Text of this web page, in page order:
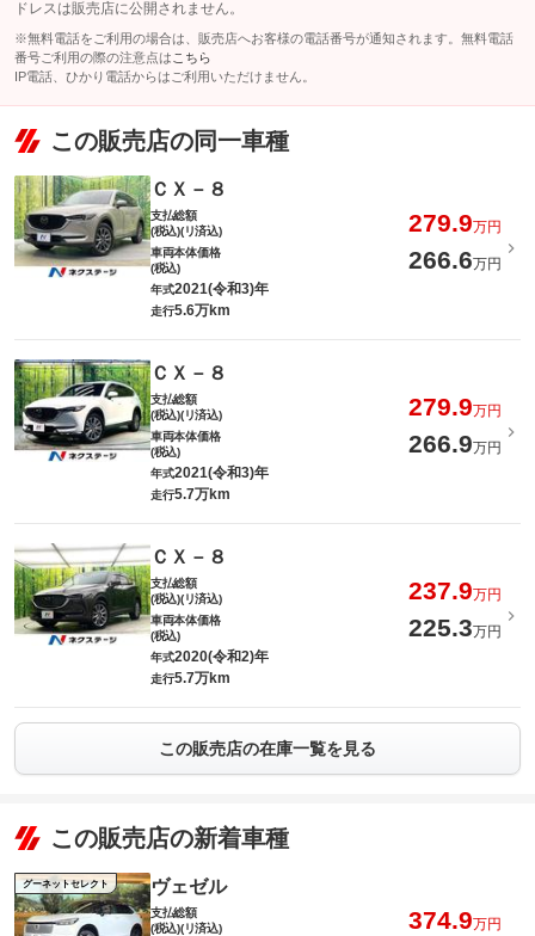
ドレスは販売店に公開されません。
※無料電話をご利用の場合は、販売店へお客様の電話番号が通知されます。無料電話
番号ご利用の際の注意点は こちら
IP電話、ひかり電話からはご利用いただけません。
この販売店の同一車種
ＣＸ－８
支払総額
(税込)(リ済込)
279.9万円
車両本体価格
(税込)
266.6万円
年式2021(令和3)年
走行5.6万km
ＣＸ－８
支払総額
(税込)(リ済込)
279.9万円
車両本体価格
(税込)
266.9万円
年式2021(令和3)年
走行5.7万km
ＣＸ－８
支払総額
(税込)(リ済込)
237.9万円
車両本体価格
(税込)
225.3万円
年式2020(令和2)年
走行5.7万km
この販売店の在庫一覧を見る
この販売店の新着車種
グーネットセレクト ヴェゼル
支払総額
(税込)(リ済込)
374.9万円